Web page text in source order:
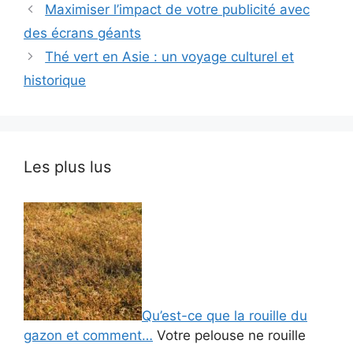
Maximiser l’impact de votre publicité avec
des écrans géants
Thé vert en Asie : un voyage culturel et
historique
Les plus lus
Qu’est-ce que la rouille du
gazon et comment… Votre pelouse ne rouille